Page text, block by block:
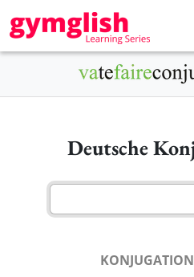
Deutsche